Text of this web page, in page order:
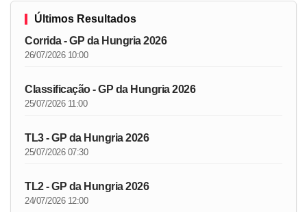
Últimos Resultados
Corrida - GP da Hungria 2026
26/07/2026 10:00
Classificação - GP da Hungria 2026
25/07/2026 11:00
TL3 - GP da Hungria 2026
25/07/2026 07:30
TL2 - GP da Hungria 2026
24/07/2026 12:00